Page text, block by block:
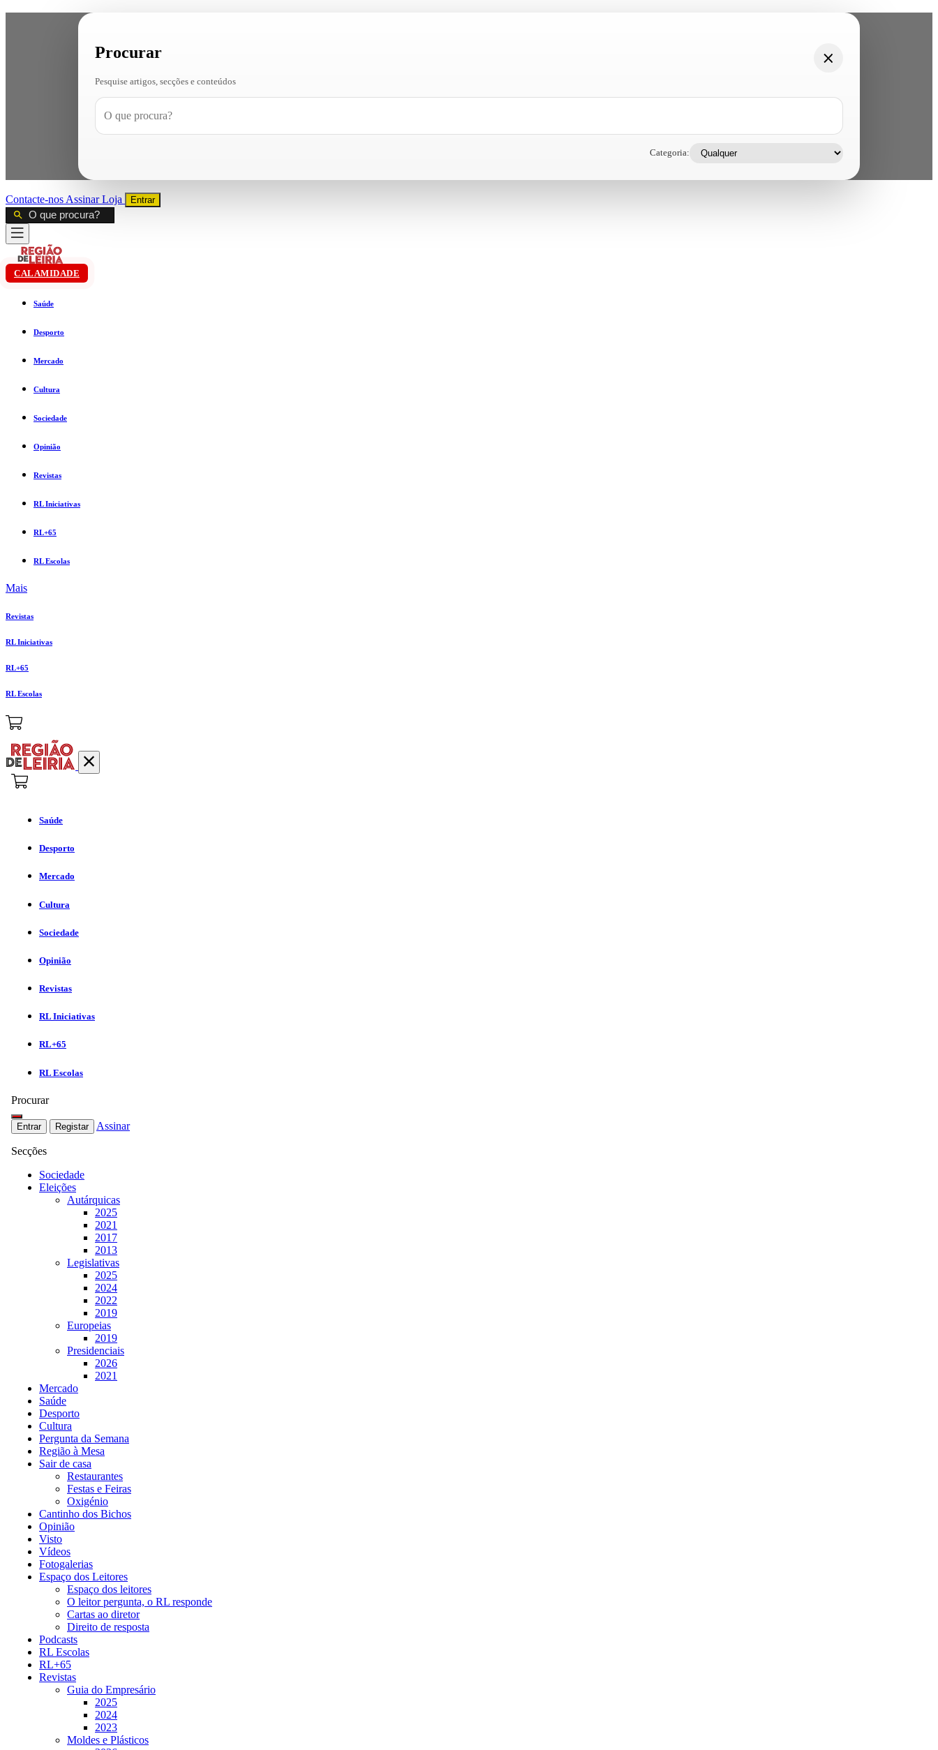
Procurar
Pesquise artigos, secções e conteúdos
Categoria:
Contacte-nos AssinarLoja Entrar
CALAMIDADE
Saúde
Desporto
Mercado
Cultura
Sociedade
Opinião
Revistas
RL Iniciativas
RL+65
RL Escolas
Mais
Revistas
RL Iniciativas
RL+65
RL Escolas
Saúde
Desporto
Mercado
Cultura
Sociedade
Opinião
Revistas
RL Iniciativas
RL+65
RL Escolas
Procurar
Entrar Registar Assinar
Secções
Sociedade
Eleições
Autárquicas
2025
2021
2017
2013
Legislativas
2025
2024
2022
2019
Europeias
2019
Presidenciais
2026
2021
Mercado
Saúde
Desporto
Cultura
Pergunta da Semana
Região à Mesa
Sair de casa
Restaurantes
Festas e Feiras
Oxigénio
Cantinho dos Bichos
Opinião
Visto
Vídeos
Fotogalerias
Espaço dos Leitores
Espaço dos leitores
O leitor pergunta, o RL responde
Cartas ao diretor
Direito de resposta
Podcasts
RL Escolas
RL+65
Revistas
Guia do Empresário
2025
2024
2023
Moldes e Plásticos